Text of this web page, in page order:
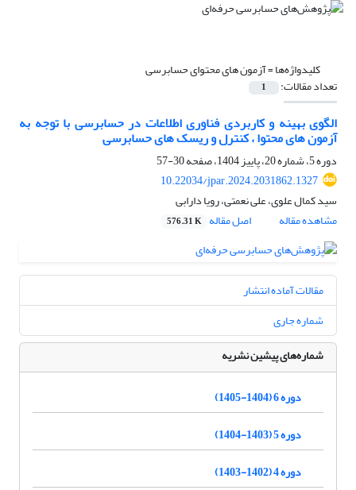
کلیدواژه‌ها =آزمون های محتوای حسابرسی
تعداد مقالات: 1
الگوی بهینه و کاربردی فناوری اطلاعات در حسابرسی با توجه به
آزمون های محتوا ، کنترل و ریسک های حسابرسی
دوره 5، شماره 20، پاییز 1404، صفحه
30-57
10.22034/jpar.2024.2031862.1327
سید کمال علوی، علی نعمتی، رویا دارابی
مشاهده مقاله
اصل مقاله 576.31 K
مقالات آماده انتشار
شماره جاری
شماره‌های پیشین نشریه
دوره 6 (1404-1405)
دوره 5 (1403-1404)
دوره 4 (1402-1403)